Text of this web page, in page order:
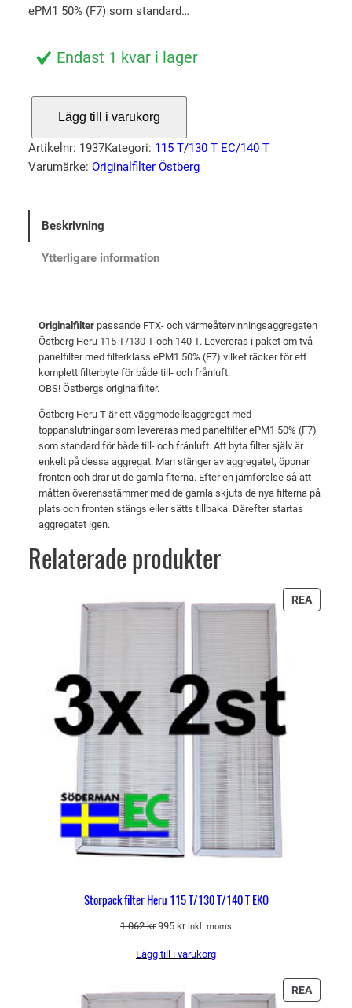
r
n
l
i
g
a
i
s
v
a
r
:
8
2
9
k
r
r
n
e
p
r
i
ä
7
8
5
k
r
.
ePM1 50% (F7) som standard…
Endast 1 kvar i lager
t
m
Lägg till i varukorg
Artikelnr: 1937Kategori: 115 T/130 T EC/140 T
Varumärke: Originalfilter Östberg
Beskrivning
Ytterligare information
Originalfilterpassande FTX- och värmeåtervinningsaggregaten
Östberg Heru 115 T/130 T och 140 T. Levereras i paket om två
panelfilter med filterklass ePM1 50% (F7) vilket räcker för ett
komplett filterbyte för både till- och frånluft.
OBS! Östbergs originalfilter.
Östberg Heru T är ett väggmodellsaggregat med
toppanslutningar som levereras med panelfilter ePM1 50% (F7)
som standard för både till- och frånluft. Att byta filter själv är
enkelt på dessa aggregat. Man stänger av aggregatet, öppnar
fronten och drar ut de gamla fiterna. Efter en jämförelse så att
måtten överensstämmer med de gamla skjuts de nya filterna på
plats och fronten stängs eller sätts tillbaka. Därefter startas
aggregatet igen.
Relaterade produkter
REA
PÅ
Storpack filter Heru 115 T/130 T/140 T EKO
1 062kr Det
priset
062 kr.
995 krDet
priset
inkl. moms
Lägg till i varukorg
REA
PÅ